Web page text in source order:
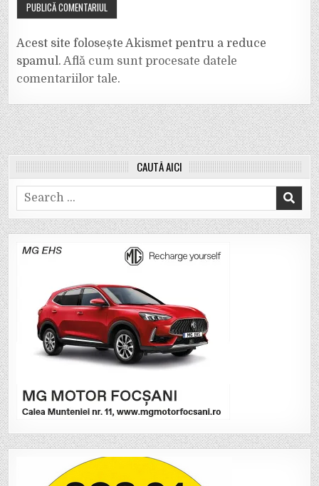
Acest site folosește Akismet pentru a reduce
spamul.Află cum sunt procesate datele
comentariilor tale.
CAUTĂ AICI
Search
for: